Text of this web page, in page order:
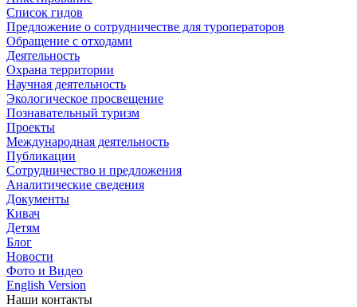
Список гидов
Предложение о сотрудничестве для туроператоров
Обращение с отходами
Деятельность
Охрана территории
Научная деятельность
Экологическое просвещение
Познавательный туризм
Проекты
Международная деятельность
Публикации
Сотрудничество и предложения
Аналитические сведения
Документы
Кивач
Детям
Блог
Новости
Фото и Видео
English Version
Наши контакты